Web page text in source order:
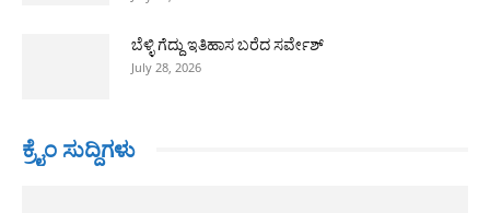
ಬೆಳ್ಳಿ ಗೆದ್ದು ಇತಿಹಾಸ ಬರೆದ ಸರ್ವೇಶ್
July 28, 2026
ಕ್ರೈಂ ಸುದ್ದಿಗಳು